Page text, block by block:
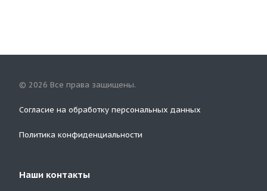
© 2026 Все права защищены.
Согласие на обработку персональных данных
Политика конфиденциальности
Наши контакты